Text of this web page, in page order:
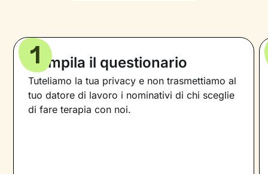
Compila il questionario
Tuteliamo la tua privacy e non trasmettiamo al
tuo datore di lavoro i nominativi di chi sceglie
di fare terapia con noi.
1